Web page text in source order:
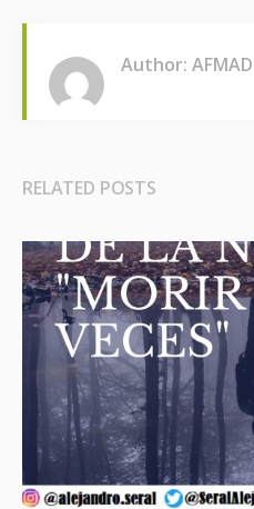
Author:
RELATED POSTS